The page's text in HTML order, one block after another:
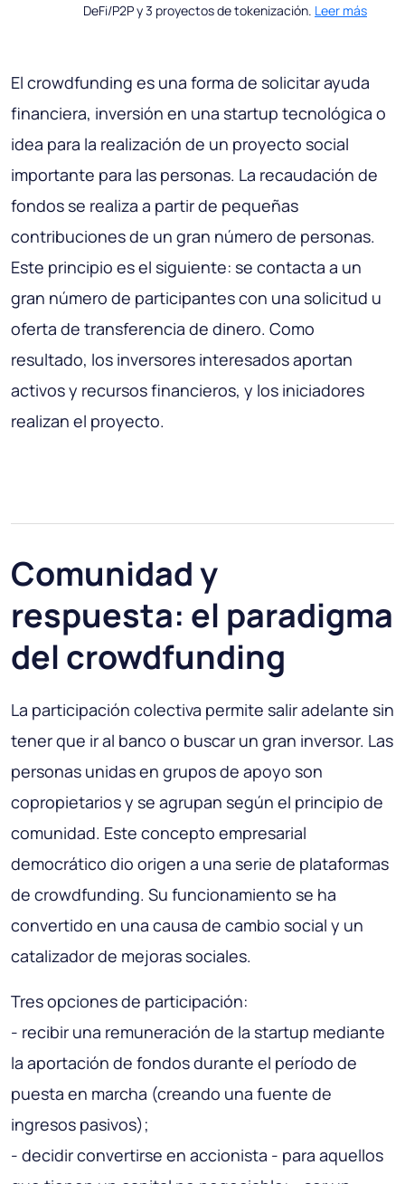
DeFi/P2P y 3 proyectos de tokenización. Leer más
El crowdfunding es una forma de solicitar ayuda
financiera, inversión en una startup tecnológica o
idea para la realización de un proyecto social
importante para las personas. La recaudación de
fondos se realiza a partir de pequeñas
contribuciones de un gran número de personas.
Este principio es el siguiente: se contacta a un
gran número de participantes con una solicitud u
oferta de transferencia de dinero. Como
resultado, los inversores interesados ​​aportan
activos y recursos financieros, y los iniciadores
realizan el proyecto.
Comunidad y
respuesta: el paradigma
del crowdfunding
La participación colectiva permite salir adelante sin
tener que ir al banco o buscar un gran inversor. Las
personas unidas en grupos de apoyo son
copropietarios y se agrupan según el principio de
comunidad. Este concepto empresarial
democrático dio origen a una serie de plataformas
de crowdfunding. Su funcionamiento se ha
convertido en una causa de cambio social y un
catalizador de mejoras sociales.
Tres opciones de participación:
- recibir una remuneración de la startup mediante
la aportación de fondos durante el período de
puesta en marcha (creando una fuente de
ingresos pasivos);
- decidir convertirse en accionista - para aquellos